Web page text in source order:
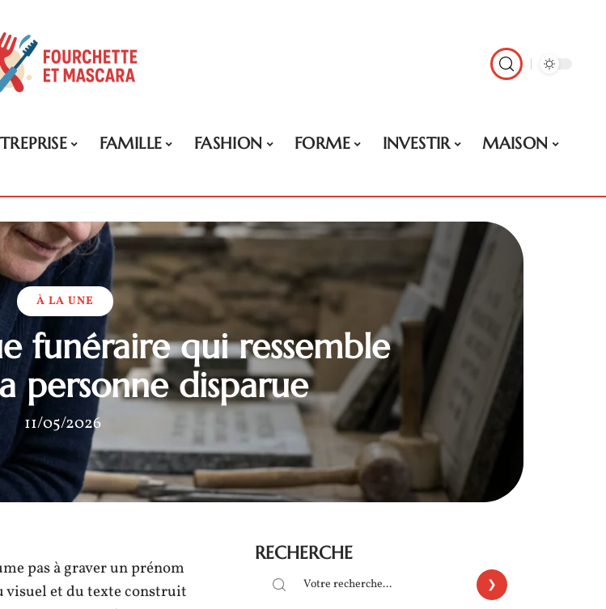
FAMILLE FASHION FORME INVESTIR
MAISON
À LA UNE
funéraire qui ressemble
personne disparue
11/05/2026
pas à graver un prénom
visuel et du texte construit
RECHERCHE